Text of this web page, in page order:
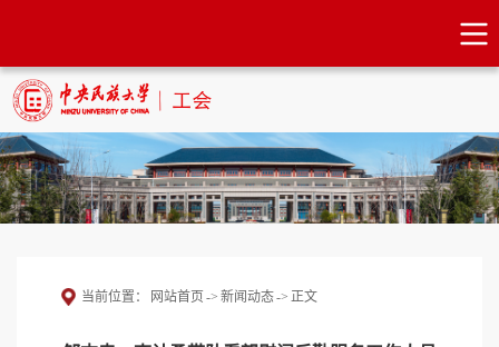
当前位置： 网站首页-> 新闻动态-> 正文